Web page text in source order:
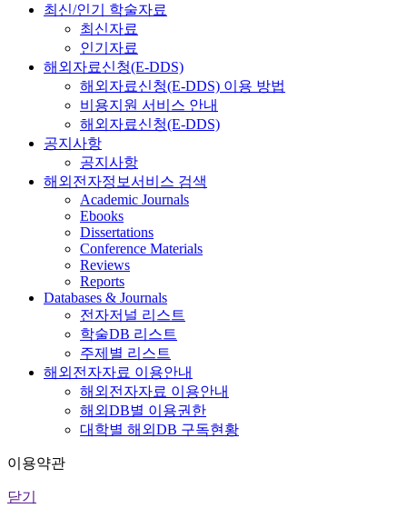
최신/인기 학술자료
최신자료
인기자료
해외자료신청(E-DDS)
해외자료신청(E-DDS) 이용 방법
비용지원 서비스 안내
해외자료신청(E-DDS)
공지사항
공지사항
해외전자정보서비스 검색
Academic Journals
Ebooks
Dissertations
Conference Materials
Reviews
Reports
Databases & Journals
전자저널 리스트
학술DB 리스트
주제별 리스트
해외전자자료 이용안내
해외전자자료 이용안내
해외DB별 이용권한
대학별 해외DB 구독현황
이용약관
닫기